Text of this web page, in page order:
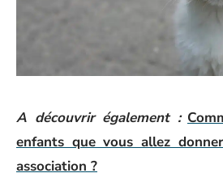
A découvrir également :
enfants que vous allez
association ?